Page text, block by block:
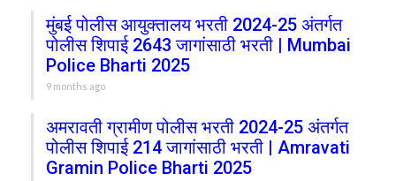
मुंबई पोलीस आयुक्तालय भरती 2024-25 अंतर्गत
पोलीस शिपाई 2643 जागांसाठी भरती | Mumbai
Police Bharti 2025
9 months ago
अमरावती ग्रामीण पोलीस भरती 2024-25 अंतर्गत
पोलीस शिपाई 214 जागांसाठी भरती | Amravati
Gramin Police Bharti 2025